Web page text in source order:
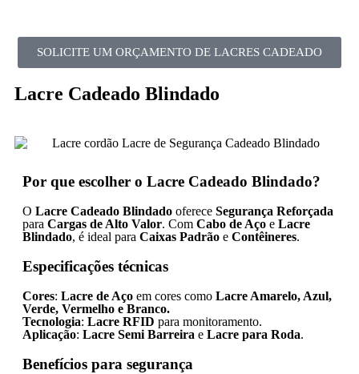
SOLICITE UM ORÇAMENTO DE LACRES CADEADO
Lacre Cadeado Blindado
Por que escolher o Lacre Cadeado Blindado?
O Lacre Cadeado Blindado oferece Segurança Reforçada
para Cargas de Alto Valor. Com Cabo de Aço e Lacre
Blindado, é ideal para Caixas Padrão e Contêineres.
Especificações técnicas
Cores: Lacre de Aço em cores como Lacre Amarelo, Azul,
Verde, Vermelho e Branco.
Tecnologia: Lacre RFID para monitoramento.
Aplicação: Lacre Semi Barreira e Lacre para Roda.
Benefícios para segurança